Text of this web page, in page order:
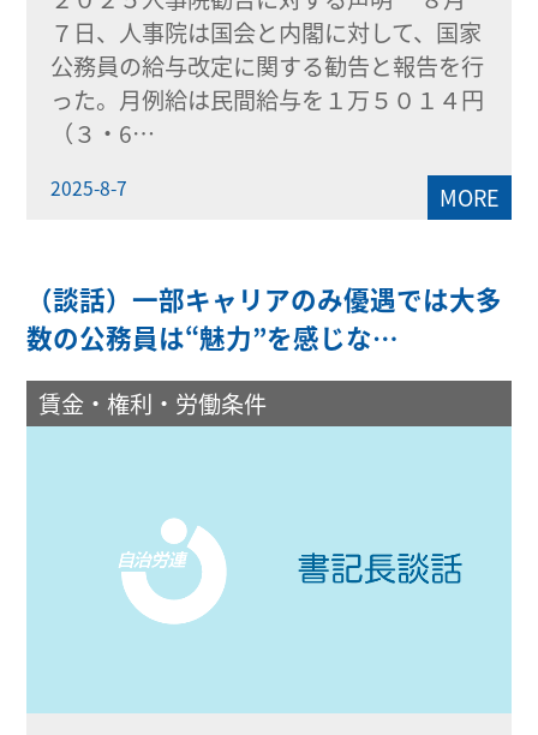
７日、人事院は国会と内閣に対して、国家
公務員の給与改定に関する勧告と報告を行
った。月例給は民間給与を１万５０１４円
（３・6…
2025-8-7 MORE
（談話）一部キャリアのみ優遇では大多
数の公務員は“魅力”を感じな…
賃金・権利・労働条件